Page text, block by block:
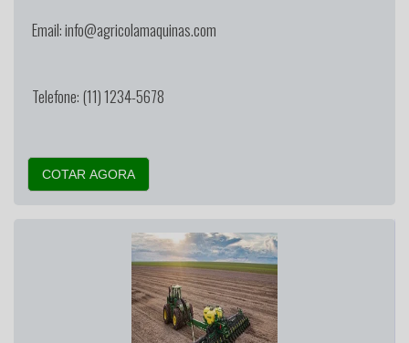
Email: info@agricolamaquinas.com
Telefone: (11) 1234-5678
COTAR AGORA